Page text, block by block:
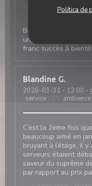
Política de
Laurette -
the review
Bonjour merci de
un des plus grand
franc succès à
Blandine G
2026-03-31 - 12:00 -
service : ambience
C’est la 2eme fois
beaucoup aimé en
bruyant à l’étage, il
serveurs étaient
saveur du suprême
par rapport au prix